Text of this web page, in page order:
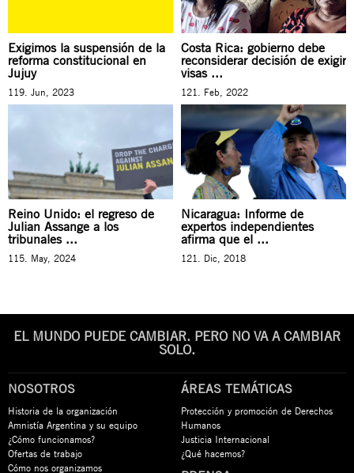
Exigimos la suspensión de la
reforma constitucional en
Jujuy
119. Jun, 2023
Costa Rica: gobierno debe
reconsiderar decisión de exigir
visas ...
121. Feb, 2022
Reino Unido: el regreso de
Julian Assange a los
tribunales ...
115. May, 2024
Nicaragua: Informe de
expertos independientes
afirma que el ...
121. Dic, 2018
EL MUNDO PUEDE CAMBIAR. PERO NO VA A CAMBIAR
SOLO.
NOSOTROS
Historia de la organización
Amnistía Argentina y su equipo
¿Cómo funcionamos?
Ofertas de trabajo
Cómo nos organizamos
ÁREAS TEMÁTICAS
Protección y promoción de Derechos
Humanos
Justicia Internacional
¿Qué hacemos?